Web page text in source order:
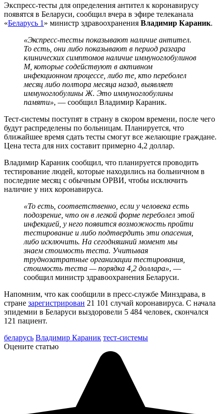
Экспресс-тесты для определения антител к коронавирусу
появятся в Беларуси, сообщил вчера в эфире телеканала
«Беларусь 1 » министр здравоохранения Владимир Караник.
«Экспресс-тесты показывают наличие антител.
То есть, они либо показывают в период разгара
клинических симптомов наличие иммуноглобулинов
М, которые содействуют в активном
инфекционном процессе, либо те, кто переболел
месяц либо полтора месяца назад, выявляет
иммуноглобулины Ж. Это иммуноглобулины
памяти», — сообщил Владимир Караник.
Тест-системы поступят в страну в скором времени, после чего
будут распределены по больницам. Планируется, что
ближайшее время сдать тесты смогут все желающие граждане.
Цена теста для них составит примерно 4,2 доллар.
Владимир Караник сообщил, что планируется проводить
тестирование людей, которые находились на больничном в
последние месяц с обычным ОРВИ, чтобы исключить
наличие у них коронавируса.
«То есть, соответственно, если у человека есть
подозрение, что он в легкой форме переболел этой
инфекцией, у него появится возможность пройти
тестирование и либо подтвердить эти опасения,
либо исключить. На сегодняшний момент мы
знаем стоимость теста. Учитывая
труднозатратные организации тестирования,
стоимость теста — порядка 4,2 доллара», —
сообщил министр здравоохранения Беларуси.
Напомним, что как сообщили в пресс-службе Минздрава, в
стране зарегистрирован 21 101 случай коронавируса. С начала
эпидемии в Беларуси выздоровели 5 484 человек, скончался
121 пациент.
беларусь Владимир Караник тест-системы
Оцените статью